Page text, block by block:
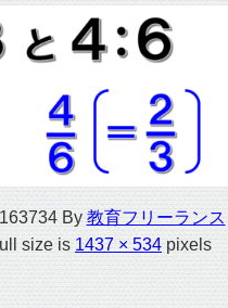
By 教育フリーランス
size is 1437 × 534 pixels